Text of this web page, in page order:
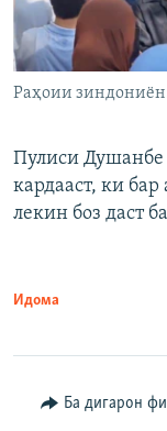
Раҳоии
Пулиси Душанбе
кардааст, ки
лекин боз даст
Идома
Ба дигарон